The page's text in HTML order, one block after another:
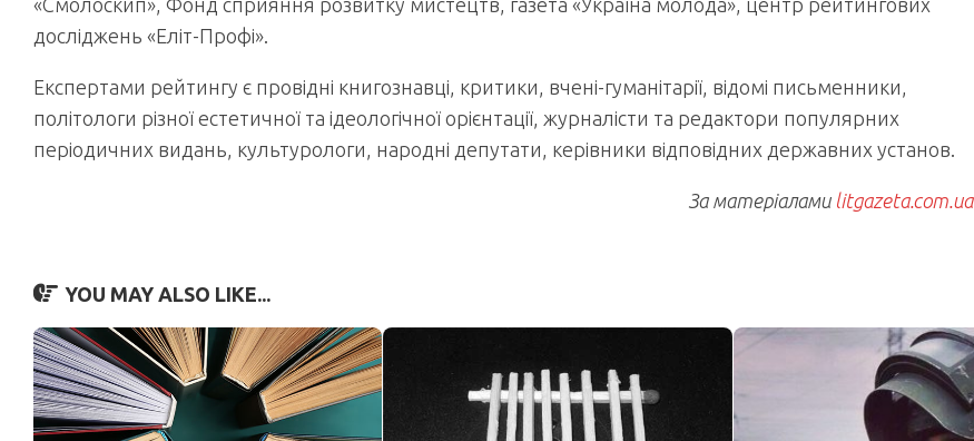
«Смолоскип», Фонд сприяння розвитку мистецтв, газета «Україна молода», центр рейтингових
досліджень «Еліт-Профі».
Експертами рейтингу є провідні книгознавці, критики, вчені-гуманітарії, відомі письменники,
політологи різної естетичної та ідеологічної орієнтації, журналісти та редактори популярних
періодичних видань, культурологи, народні депутати, керівники відповідних державних установ.
За матеріалами litgazeta.com.ua
YOU MAY ALSO LIKE...